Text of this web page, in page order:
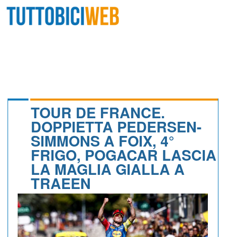
CALENDARIO
ALBI D'ORO
NEWSLETTER
TOUR DE FRANCE.
DOPPIETTA PEDERSEN-
SIMMONS A FOIX, 4°
FRIGO, POGACAR LASCIA
LA MAGLIA GIALLA A
TRAEEN